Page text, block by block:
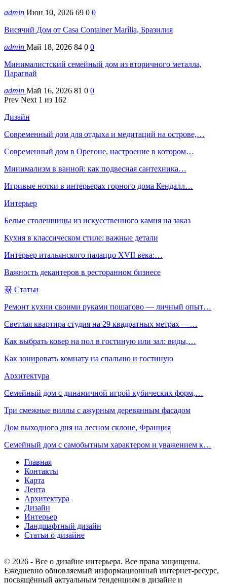
admin Июн 10, 2026 69 0 0
Висячий Дом от Casa Container Marília, Бразилия
admin Май 18, 2026 84 0 0
Минималистский семейный дом из вторичного металла,
Парагвай
admin Май 16, 2026 81 0 0
Prev Next 1 из 162
Дизайн
Современный дом для отдыха и медитаций на острове,…
Современный дом в Орегоне, настроение в котором…
Минимализм в ванной: как подвесная сантехника…
Игривые нотки в интерьерах горного дома Кендалл…
Интерьер
Белые столешницы из искусственного камня на заказ
Кухня в классическом стиле: важные детали
Интерьер итальянского палаццо XVII века:…
Важность декантеров в ресторанном бизнесе
Статьи
Ремонт кухни своими руками пошагово — личный опыт…
Светлая квартира студия на 29 квадратных метрах —…
Как выбрать ковер на пол в гостиную или зал: виды,…
Как зонировать комнату на спальню и гостиную
Архитектура
Семейный дом с динамичной игрой кубических форм,…
Три смежные виллы с ажурным деревянным фасадом
Дом выходного дня на лесном склоне, Франция
Семейный дом с самобытным характером и уважением к…
Главная
Контакты
Карта
Лента
Архитектура
Дизайн
Интерьер
Ландшафтный дизайн
Статьи о дизайне
© 2026 - Все о дизайне интерьера. Все права защищены.
Ежедневно обновляемый информационный интернет-ресурс,
посвящённый актуальным тенденциям в дизайне и